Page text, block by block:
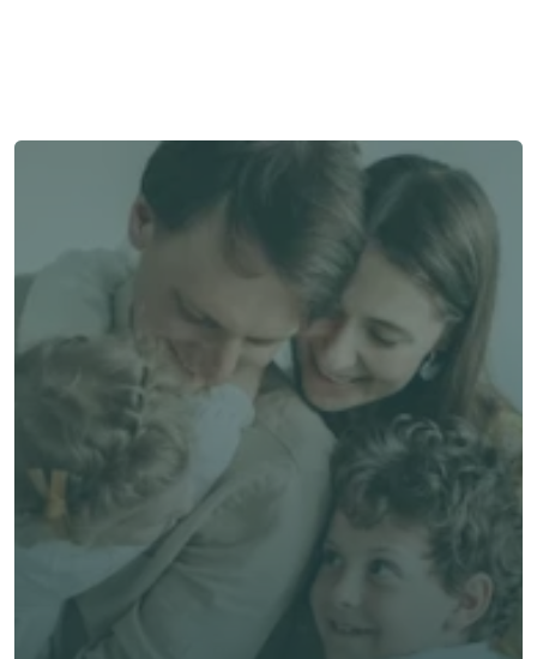
了解 Alea 賣點
免費獲得個人化專屬報價
專業客觀建議，全程貼心跟進
節省時間與保費成本，享無憂投保體驗